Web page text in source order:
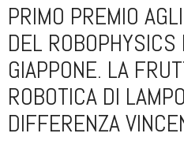
PRIMO PREMIO
DEL ROBOPHYSICS
GIAPPONE. LA
ROBOTICA DI
DIFFERENZA